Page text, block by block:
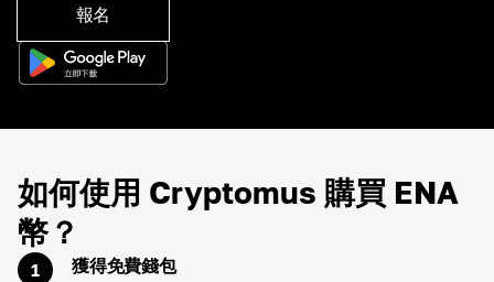
報名
如何使用 Cryptomus 購買 ENA
幣？
1
獲得免費錢包